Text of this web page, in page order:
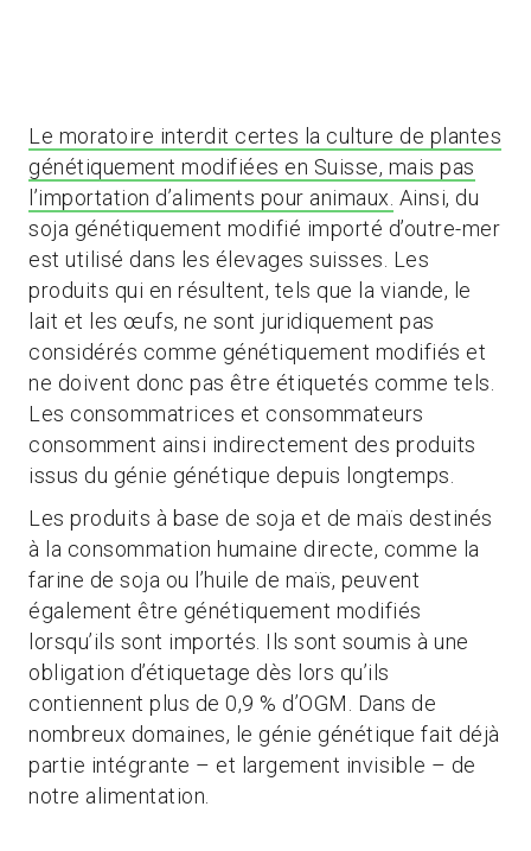
Le moratoire interdit certes la culture de plantes
génétiquement modifiées en Suisse, mais pas
l’importation d’aliments pour animaux. Ainsi, du
soja génétiquement modifié importé d’outre-mer
est utilisé dans les élevages suisses. Les
produits qui en résultent, tels que la viande, le
lait et les œufs, ne sont juridiquement pas
considérés comme génétiquement modifiés et
ne doivent donc pas être étiquetés comme tels.
Les consommatrices et consommateurs
consomment ainsi indirectement des produits
issus du génie génétique depuis longtemps.
Les produits à base de soja et de maïs destinés
à la consommation humaine directe, comme la
farine de soja ou l’huile de maïs, peuvent
également être génétiquement modifiés
lorsqu’ils sont importés. Ils sont soumis à une
obligation d’étiquetage dès lors qu’ils
contiennent plus de 0,9 % d’OGM. Dans de
nombreux domaines, le génie génétique fait déjà
partie intégrante – et largement invisible – de
notre alimentation.